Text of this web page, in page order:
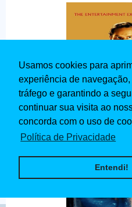
Usamos cookies para
experiência de
tráfego e garantindo a
continuar sua visita ao
concorda com o uso de
Política de Privacidade
Entendi!
Avatar Dublado 2009